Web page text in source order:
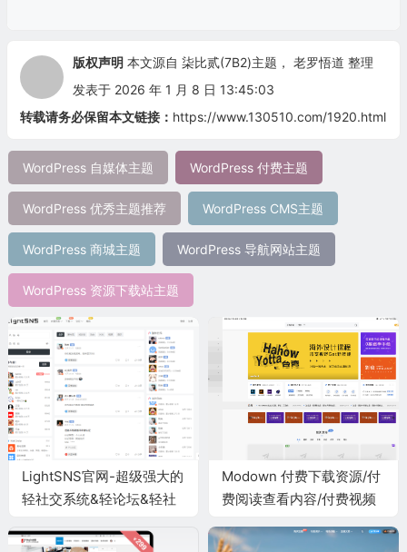
版权声明 本文源自 柒比贰(7B2)主题 ， 老罗悟道 整理
发表于 2026 年 1 月 8 日 13:45:03
转载请务必保留本文链接： https://www.130510.com/1920.html
WordPress 自媒体主题 WordPress 付费主题
WordPress 优秀主题推荐 WordPress CMS主题
WordPress 商城主题 WordPress 导航网站主题
WordPress 资源下载站主题
LightSNS官网-超级强大的
轻社交系统&轻论坛&轻社
Modown 付费下载资源/付
费阅读查看内容/付费视频